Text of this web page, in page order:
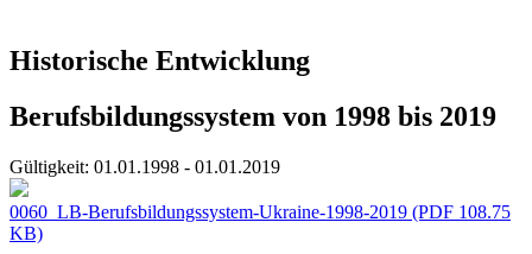
Historische Entwicklung
Berufsbildungssystem von 1998 bis 2019
Gültigkeit: 01.01.1998 - 01.01.2019
0060_LB-Berufsbildungssystem-Ukraine-1998-2019 (PDF 108.75
KB)